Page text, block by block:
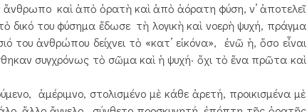
ἄνθρωπο καὶ ἀπὸ ὁρατὴ καὶ ἀπὸ ἀόρατη φύση, ν’ ἀποτελεῖ
δικό του φύσημα ἔδωσε τὴ λογικὴ καὶ νοερὴ ψυχή, πράγμα
του ἀνθρώπου δείχνει τὸ «κατ’ εἰκόνα», ἐνῶ ἡ, ὅσο εἶναι
συγχρόνως τὸ σῶμα καὶ ἡ ψυχή· ὄχι τὸ ἕνα πρῶτα καὶ
ἀμέριμνο, στολισμένο μὲ κάθε ἀρετή, προικισμένα μὲ